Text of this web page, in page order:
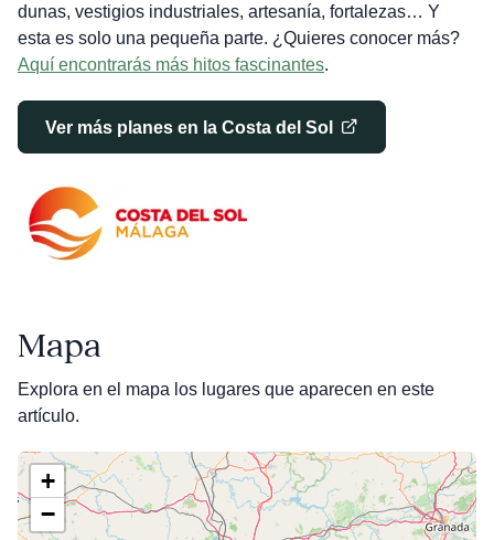
dunas, vestigios industriales, artesanía, fortalezas… Y
esta es solo una pequeña parte. ¿Quieres conocer más?
Aquí encontrarás más hitos fascinantes.
Ver más planes en la Costa del Sol
Mapa
Explora en el mapa los lugares que aparecen en este
artículo.
+
−